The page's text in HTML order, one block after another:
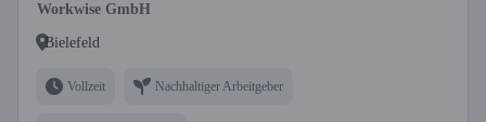
Workwise GmbH
Bielefeld
Vollzeit Nachhaltiger Arbeitgeber